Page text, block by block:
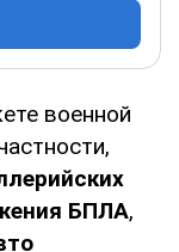
военной
БПЛА,